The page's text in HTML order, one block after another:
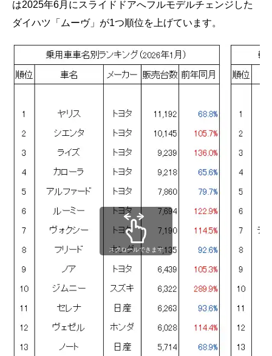
は2025年6月にスライドドアへフルモデルチェンジした
ダイハツ「ムーヴ」が1つ順位を上げています。
スクロールできます